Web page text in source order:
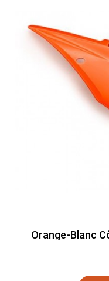
Orange-Blanc